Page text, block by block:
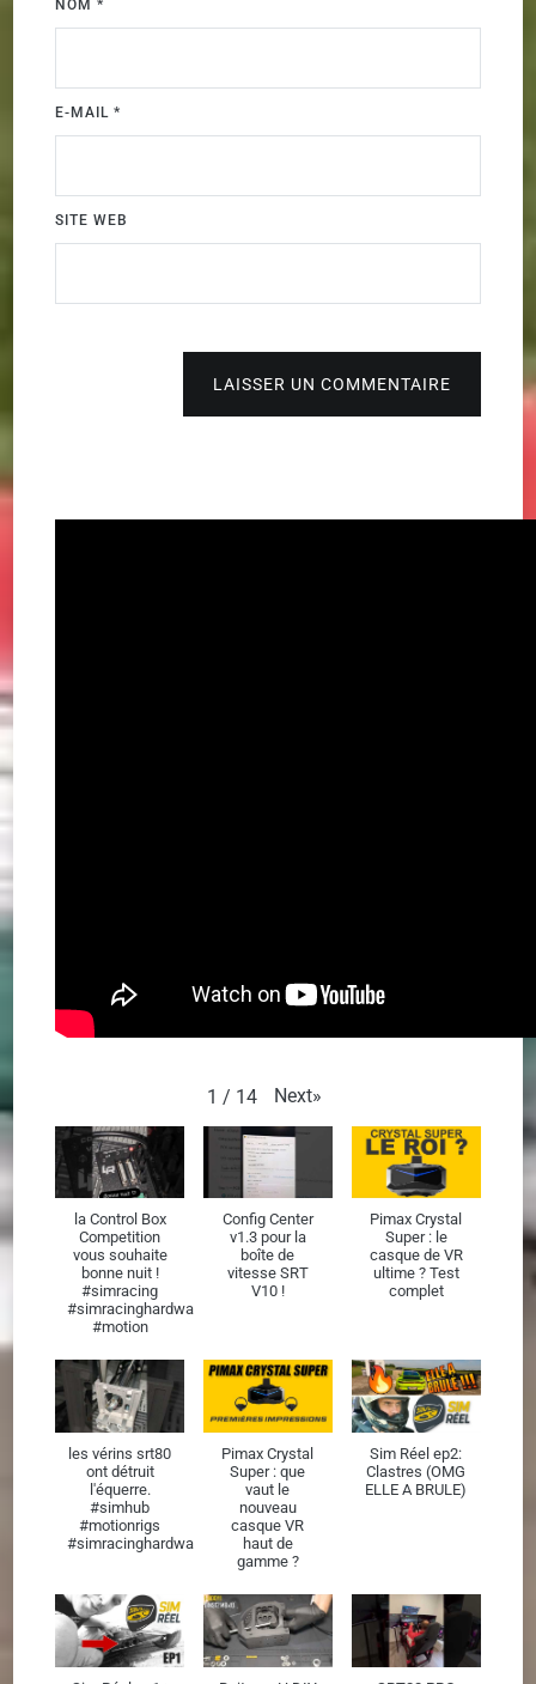
NOM*
E-MAIL*
SITE WEB
LAISSER UN COMMENTAIRE
1 / 14 Next»
la Control Box
Competition
vous souhaite
bonne nuit !
#simracing
#simracinghardware
#motion
Config Center
v1.3 pour la
boîte de
vitesse SRT
V10 !
Pimax Crystal
Super : le
casque de VR
ultime ? Test
complet
les vérins srt80
ont détruit
l'équerre.
#simhub
#motionrigs
#simracinghardware
Pimax Crystal
Super : que
vaut le
nouveau
casque VR
haut de
gamme ?
Sim Réel ep2:
Clastres (OMG
ELLE A BRULE)